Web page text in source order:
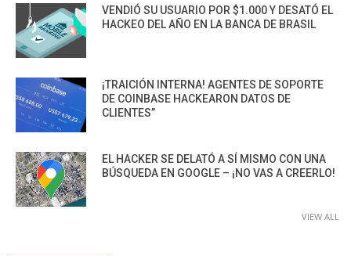
VENDIÓ SU USUARIO POR $1.000 Y DESATÓ EL
HACKEO DEL AÑO EN LA BANCA DE BRASIL
¡TRAICIÓN INTERNA! AGENTES DE SOPORTE
DE COINBASE HACKEARON DATOS DE
CLIENTES”
EL HACKER SE DELATÓ A SÍ MISMO CON UNA
BÚSQUEDA EN GOOGLE – ¡NO VAS A CREERLO!
VIEW ALL